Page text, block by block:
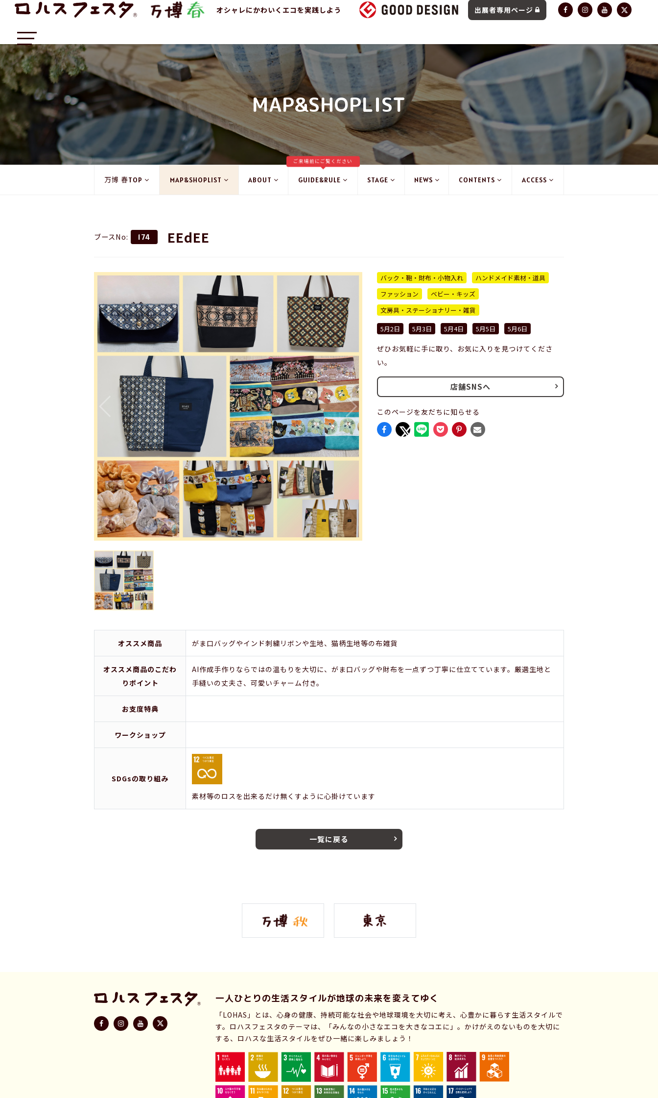
オシャレにかわいくエコを実践しよう 出展者専用ページ
MAP&SHOPLIST
万博 春TOP MAP&SHOPLIST ABOUT GUIDE&RULE
ご来場前にご覧ください
STAGE NEWS CONTENTS ACCESS
ブースNo: 174 EEdEE
バック・鞄・財布・小物入れ
ハンドメイド素材・道具
ファッション
ベビー・キッズ
文房具・ステーショナリー・雑貨
5月2日
5月3日 5月4日 5月5日 5月6日
ぜひお気軽に手に取り、お気に入りを見つけてくださ
い。
店舗SNSへ
このページを友だちに知らせる
オススメ商品 がま口バッグやインド刺繍リボンや生地、猫柄生地等の布雑貨
オススメ商品のこだわ
りポイント
AI作成手作りならではの温もりを大切に、がま口バッグや財布を一点ずつ丁寧に仕立てています。厳選生地と
手縫いの丈夫さ、可愛いチャーム付き。
お支度特典
ワークショップ
SDGsの取り組み
素材等のロスを出来るだけ無くすように心掛けています
一覧に戻る
一人ひとりの生活スタイルが地球の未来を変えてゆく
「LOHAS」とは、心身の健康、持続可能な社会や地球環境を大切に考え、心豊かに暮らす生活スタイルで
す。ロハスフェスタのテーマは、「みんなの小さなエコを大きなコエに」。かけがえのないものを大切に
する、ロハスな生活スタイルをぜひ一緒に楽しみましょう！